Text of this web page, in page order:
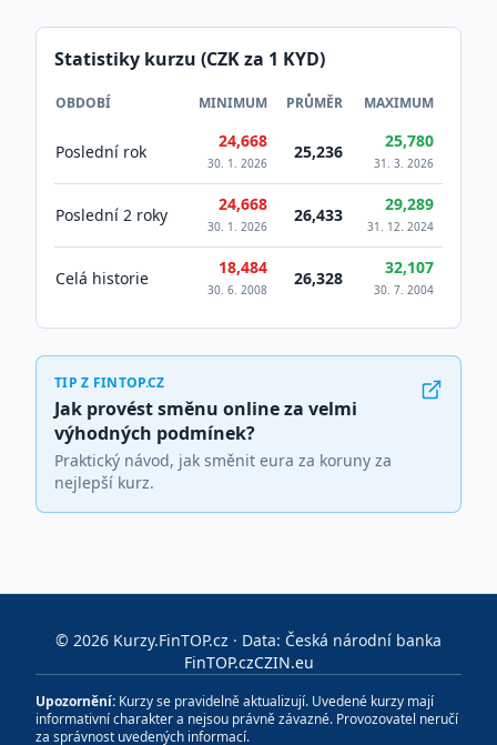
Statistiky kurzu (CZK za 1 KYD)
OBDOBÍ MINIMUM PRŮMĚR MAXIMUM
Poslední rok
24,668
30. 1. 2026
25,236
25,780
31. 3. 2026
Poslední 2 roky
24,668
30. 1. 2026
26,433
29,289
31. 12. 2024
Celá historie
18,484
30. 6. 2008
26,328
32,107
30. 7. 2004
TIP Z FINTOP.CZ
Jak provést směnu online za velmi
výhodných podmínek?
Praktický návod, jak směnit eura za koruny za
nejlepší kurz.
© 2026 Kurzy.FinTOP.cz · Data: Česká národní banka
FinTOP.czCZIN.eu
Upozornění: Kurzy se pravidelně aktualizují. Uvedené kurzy mají
informativní charakter a nejsou právně závazné. Provozovatel neručí
za správnost uvedených informací.